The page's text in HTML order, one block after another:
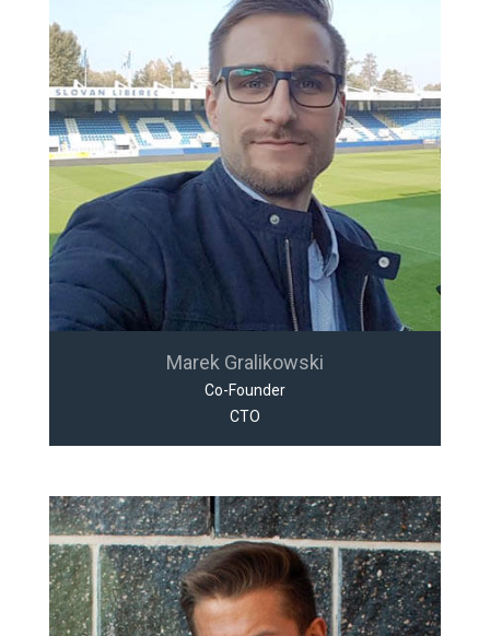
Marek Gralikowski
Co-Founder
CTO